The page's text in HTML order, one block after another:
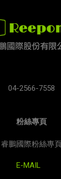
04-2566-7558
粉絲專頁
睿鵬國際粉絲專
E-MAIL